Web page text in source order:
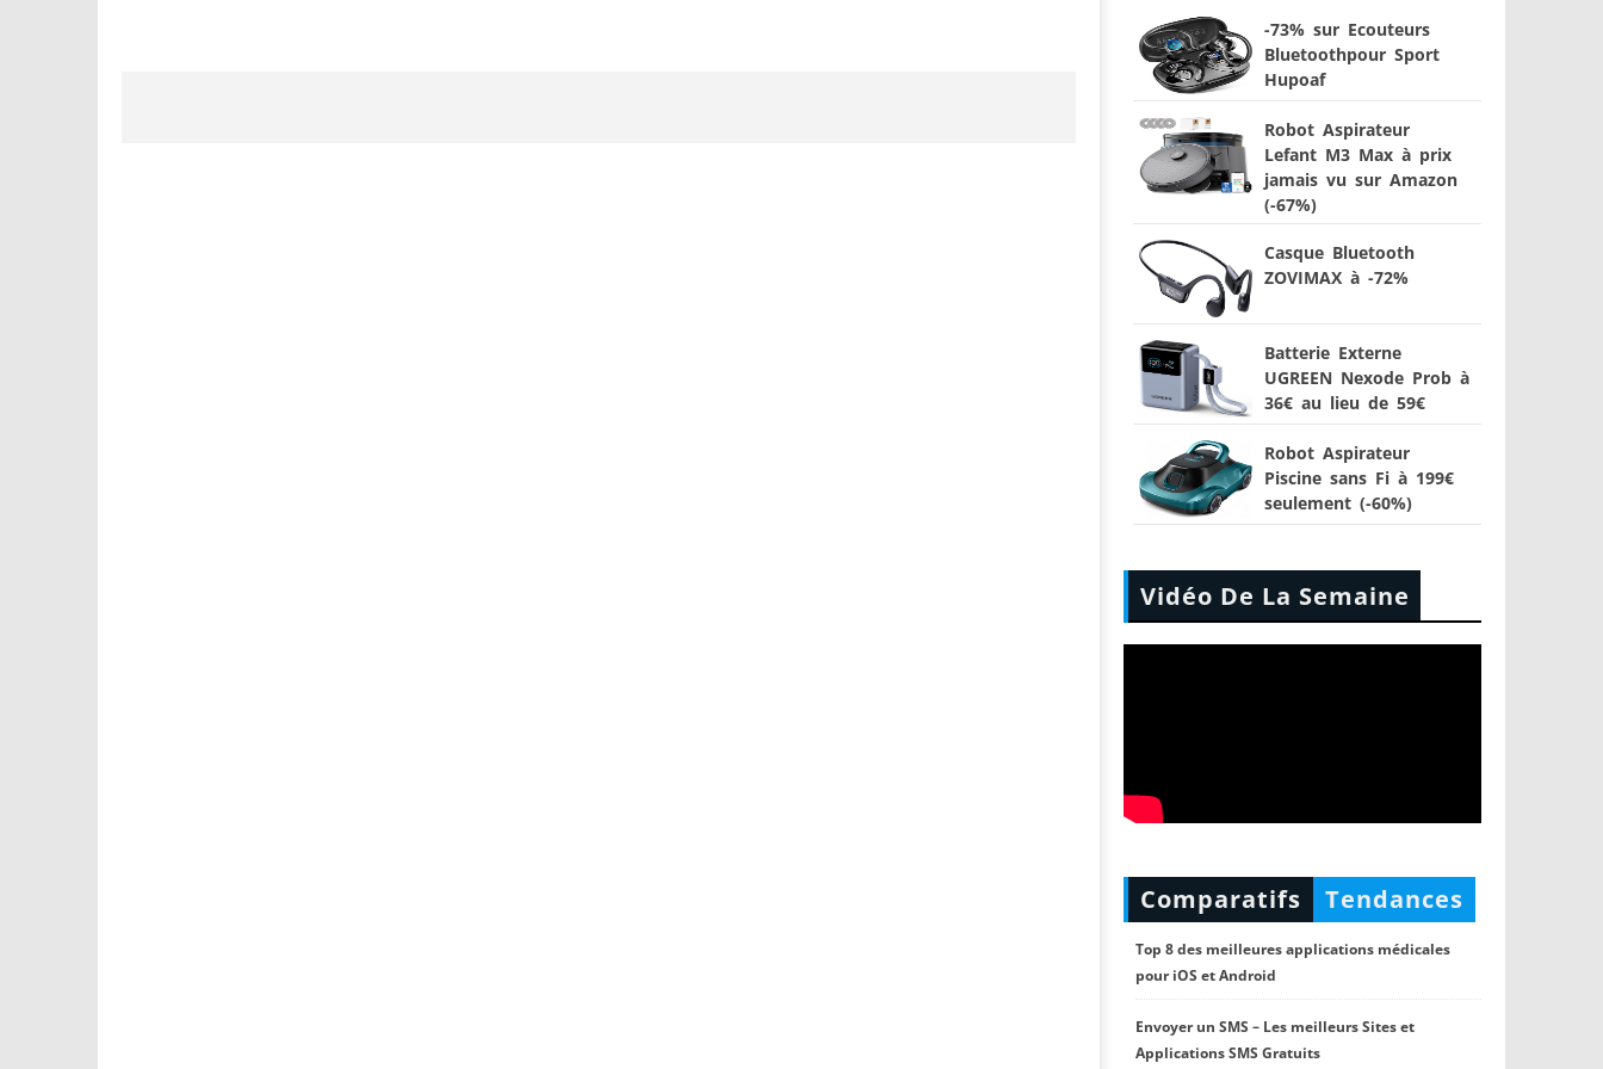
-73% sur Ecouteurs
Bluetoothpour Sport
Hupoaf
Robot Aspirateur
Lefant M3 Max à prix
jamais vu sur Amazon
(-67%)
Casque Bluetooth
ZOVIMAX à -72%
Batterie Externe
UGREEN Nexode Prob à
36€ au lieu de 59€
Robot Aspirateur
Piscine sans Fi à 199€
seulement (-60%)
Vidéo De La Semaine
Comparatifs Tendances
Top 8 des meilleures applications médicales
pour iOS et Android
Envoyer un SMS – Les meilleurs Sites et
Applications SMS Gratuits